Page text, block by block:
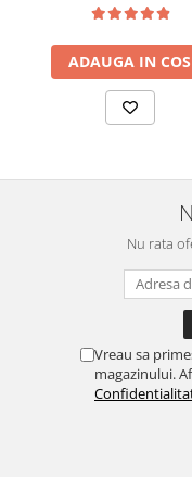
ADAUGA IN COS
Nu rata
Vreau sa
magazinului.